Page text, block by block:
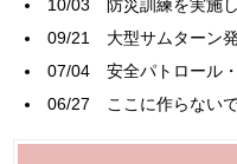
10/03 防災訓練を実施
09/21 大型サムターン
07/04安全パトロール
06/27
ここに作らない